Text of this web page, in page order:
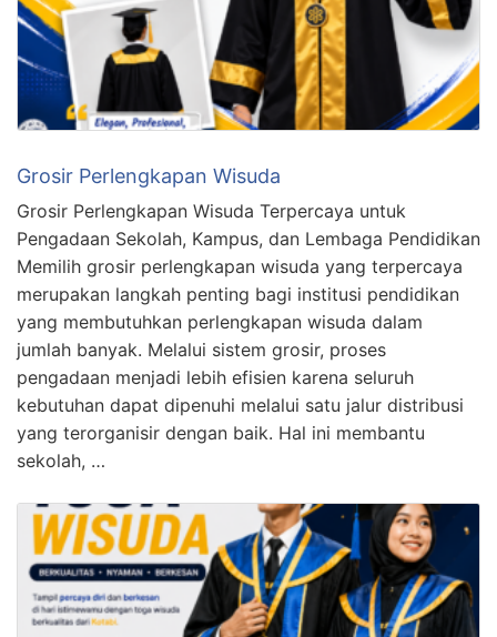
Grosir Perlengkapan Wisuda
Grosir Perlengkapan Wisuda Terpercaya untuk
Pengadaan Sekolah, Kampus, dan Lembaga Pendidikan
Memilih grosir perlengkapan wisuda yang terpercaya
merupakan langkah penting bagi institusi pendidikan
yang membutuhkan perlengkapan wisuda dalam
jumlah banyak. Melalui sistem grosir, proses
pengadaan menjadi lebih efisien karena seluruh
kebutuhan dapat dipenuhi melalui satu jalur distribusi
yang terorganisir dengan baik. Hal ini membantu
sekolah, …